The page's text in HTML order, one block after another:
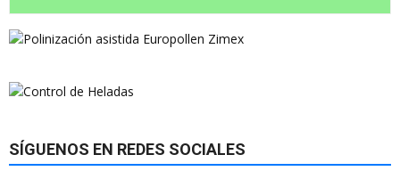
SÍGUENOS EN REDES SOCIALES